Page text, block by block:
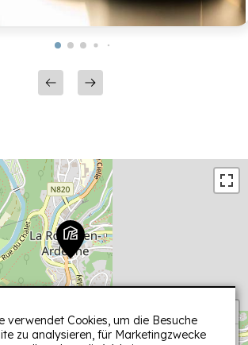
verwendet Cookies, um die Besuche
zu analysieren, für Marketingzwecke